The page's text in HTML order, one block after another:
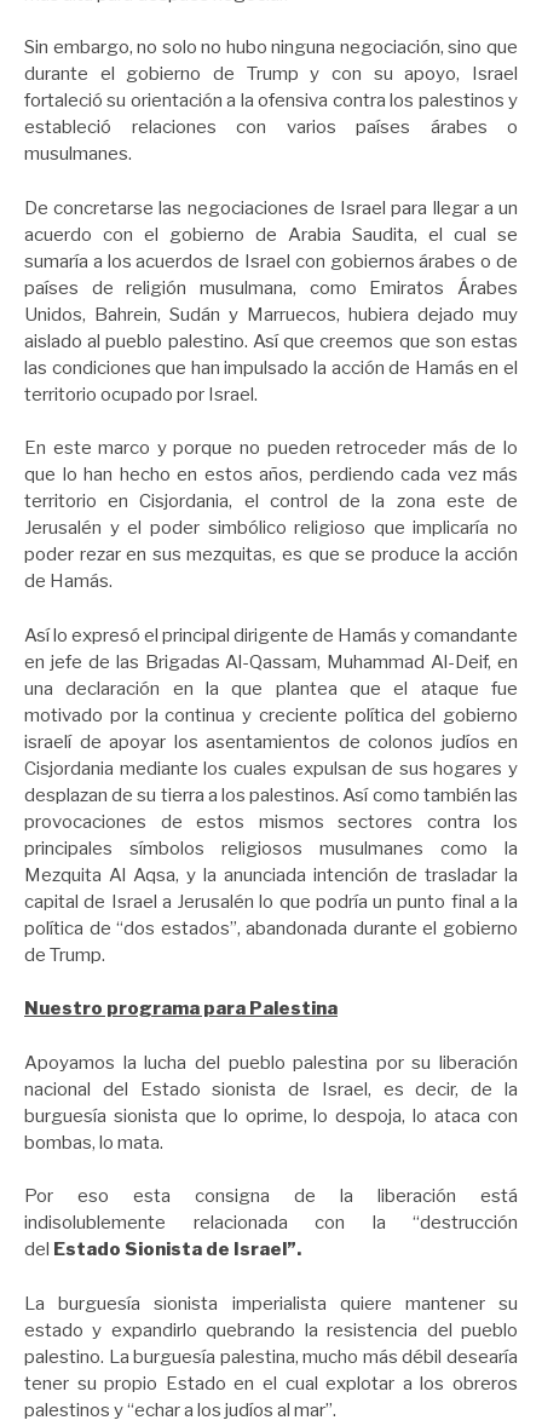
Sin embargo, no solo no hubo ninguna negociación, sino que
durante el gobierno de Trump y con su apoyo, Israel
fortaleció su orientación a la ofensiva contra los palestinos y
estableció relaciones con varios países árabes o
musulmanes.
De concretarse las negociaciones de Israel para llegar a un
acuerdo con el gobierno de Arabia Saudita, el cual se
sumaría a los acuerdos de Israel con gobiernos árabes o de
países de religión musulmana, como Emiratos Árabes
Unidos, Bahrein, Sudán y Marruecos, hubiera dejado muy
aislado al pueblo palestino. Así que creemos que son estas
las condiciones que han impulsado la acción de Hamás en el
territorio ocupado por Israel.
En este marco y porque no pueden retroceder más de lo
que lo han hecho en estos años, perdiendo cada vez más
territorio en Cisjordania, el control de la zona este de
Jerusalén y el poder simbólico religioso que implicaría no
poder rezar en sus mezquitas, es que se produce la acción
de Hamás.
Así lo expresó el principal dirigente de Hamás y comandante
en jefe de las Brigadas Al-Qassam, Muhammad Al-Deif, en
una declaración en la que plantea que el ataque fue
motivado por la continua y creciente política del gobierno
israelí de apoyar los asentamientos de colonos judíos en
Cisjordania mediante los cuales expulsan de sus hogares y
desplazan de su tierra a los palestinos. Así como también las
provocaciones de estos mismos sectores contra los
principales símbolos religiosos musulmanes como la
Mezquita Al Aqsa, y la anunciada intención de trasladar la
capital de Israel a Jerusalén lo que podría un punto final a la
política de “dos estados”, abandonada durante el gobierno
de Trump.
Nuestro programa para Palestina
Apoyamos la lucha del pueblo palestina por su liberación
nacional del Estado sionista de Israel, es decir, de la
burguesía sionista que lo oprime, lo despoja, lo ataca con
bombas, lo mata.
Por eso esta consigna de la liberación está
indisolublemente relacionada con la “destrucción
del Estado Sionista de Israel”.
La burguesía sionista imperialista quiere mantener su
estado y expandirlo quebrando la resistencia del pueblo
palestino. La burguesía palestina, mucho más débil desearía
tener su propio Estado en el cual explotar a los obreros
palestinos y “echar a los judíos al mar”.